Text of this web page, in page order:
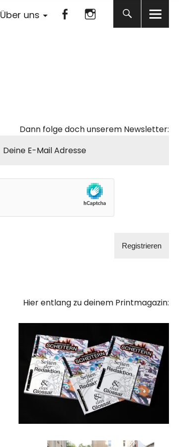
Über uns
FacebookInstagram
Dann folge doch unserem Newsletter:
Hier entlang zu deinem Printmagazin: